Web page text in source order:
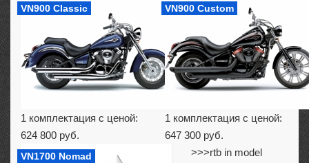
VN900 Classic
1 комплектация с ценой:
624 800 руб.
VN900 Custom
1 комплектация с ценой:
647 300 руб.
VN1700 Nomad >>>rtb in model